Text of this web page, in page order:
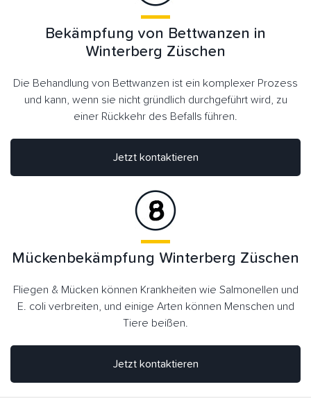
Bekämpfung von Bettwanzen in
Winterberg Züschen
Die Behandlung von Bettwanzen ist ein komplexer Prozess
und kann, wenn sie nicht gründlich durchgeführt wird, zu
einer Rückkehr des Befalls führen.
Jetzt kontaktieren
Jetzt kontaktieren
Mückenbekämpfung Winterberg Züschen
Fliegen & Mücken können Krankheiten wie Salmonellen und
E. coli verbreiten, und einige Arten können Menschen und
Tiere beißen.